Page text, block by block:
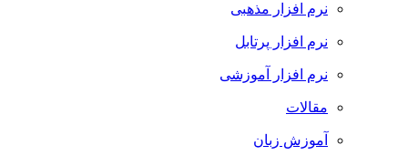
نرم افزار مذهبی
نرم افزار پرتابل
نرم افزار آموزشی
مقالات
آموزش زبان